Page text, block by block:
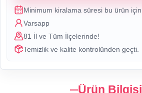
Minimum kiralama süresi bu ürün için
Varsapp
81 İl ve Tüm İlçelerinde!
Temizlik ve kalite kontrolünden geçti.
Ürün Bilgisi